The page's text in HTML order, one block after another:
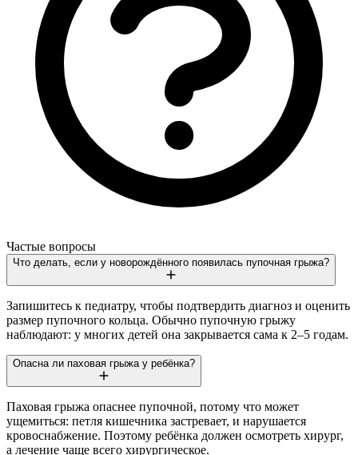
Частые вопросы
Что делать, если у новорождённого появилась пупочная грыжа?
Запишитесь к педиатру, чтобы подтвердить диагноз и оценить
размер пупочного кольца. Обычно пупочную грыжу
наблюдают: у многих детей она закрывается сама к 2–5 годам.
Опасна ли паховая грыжа у ребёнка?
Паховая грыжа опаснее пупочной, потому что может
ущемиться: петля кишечника застревает, и нарушается
кровоснабжение. Поэтому ребёнка должен осмотреть хирург,
а лечение чаще всего хирургическое.